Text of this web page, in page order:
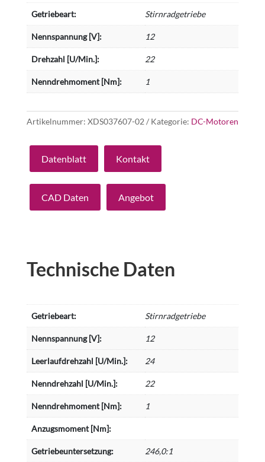
Getriebeart: Stirnradgetriebe
Nennspannung [V]: 12
Drehzahl [U/Min.]: 22
Nenndrehmoment [Nm]: 1
Artikelnummer: XDS037607-02 Kategorie: DC-Motoren
Datenblatt Kontakt
CAD Daten Angebot
Technische Daten
Getriebeart: Stirnradgetriebe
Nennspannung [V]: 12
Leerlaufdrehzahl [U/Min.]: 24
Nenndrehzahl [U/Min.]: 22
Nenndrehmoment [Nm]: 1
Anzugsmoment [Nm]:
Getriebeuntersetzung: 246,0:1